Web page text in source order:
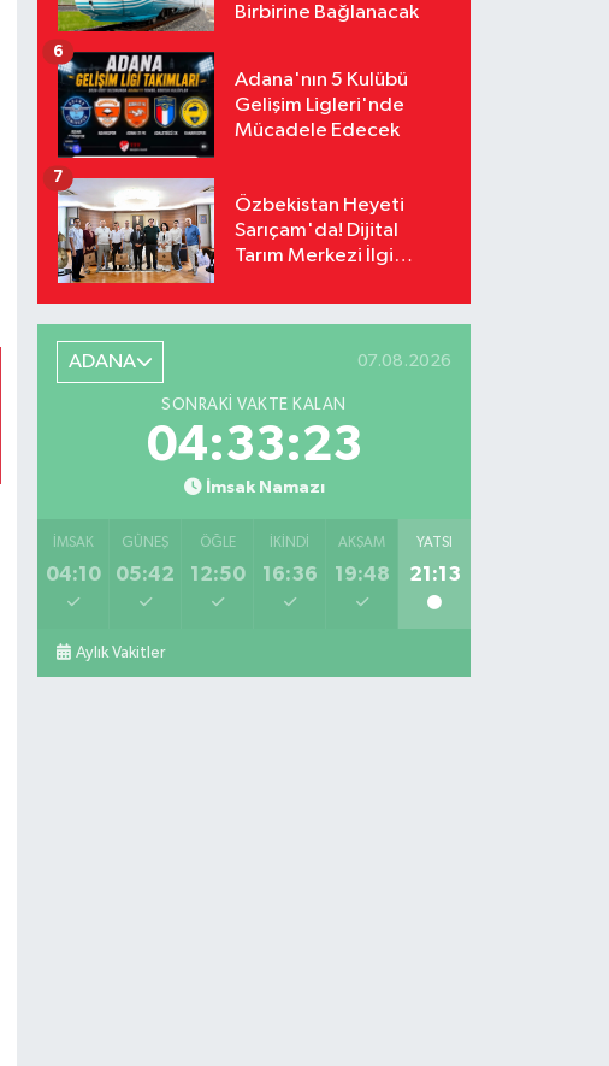
Birbirine Bağlanacak
Adana'nın 5 Kulübü
Gelişim Ligleri'nde
Mücadele Edecek
6
Özbekistan Heyeti
Sarıçam'da! Dijital
Tarım Merkezi İlgi
7
ADANA 07.08.2026
SONRAKI VAKTE KALAN
04:33:22
İmsak Namazı
İMSAK
04:10
GÜNEŞ
05:42
ÖĞLE
12:50
İKINDI
16:36
AKŞAM
19:48
YATSI
21:13
Aylık Vakitler